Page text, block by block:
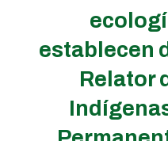
establecen
Relator